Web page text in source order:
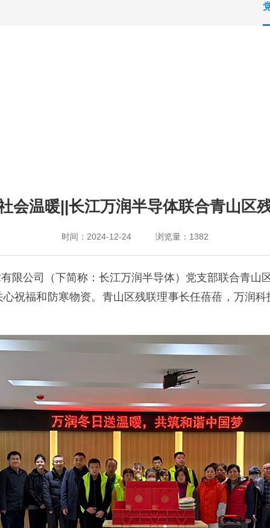
会温暖||长江万润半导体联合青山区
时间：2024-12-24 浏览量：1382
司（下简称：长江万润半导体）党支部联合青山
祝福和防寒物资。青山区残联理事长任蓓蓓，万润